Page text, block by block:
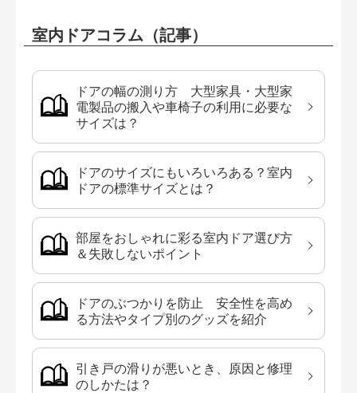
室内ドアコラム（記事）
ドアの幅の測り方 大型家具・大型家
電製品の搬入や車椅子の利用に必要な
サイズは？
ドアのサイズにもいろいろある？室内
ドアの標準サイズとは？
部屋をおしゃれに彩る室内ドア選び方
＆失敗しないポイント
ドアのぶつかりを防止 安全性を高め
る方法やタイプ別のグッズを紹介
引き戸の滑りが悪いとき、原因と修理
のしかたは？